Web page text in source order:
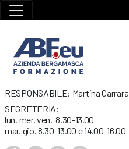
RESPONSABILE: Martina Carrara
SEGRETERIA:
lun. mer. ven. 8.30-13.00
mar. gio. 8.30-13.00 e 14.00-16.00